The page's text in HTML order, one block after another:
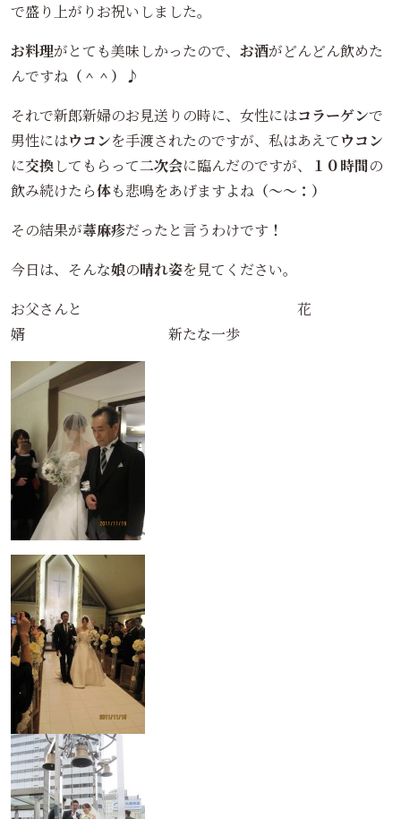
で盛り上がりお祝いしました。
お料理がとても美味しかったので、 お酒がどんどん飲めた
んですね （＾＾）♪
それで新郎新婦のお見送りの時に、女性にはコラーゲンで
男性にはウコンを手渡されたのですが、私はあえてウコン
に交換してもらって二次会に臨んだのですが、 １０時間の
飲み続けたら体も悲鳴をあげますよね （～～：）
その結果が蕁麻疹だったと言うわけです ！
今日は、そんな娘の晴れ姿を見てください。
お父さんと 花
婿 新たな一歩